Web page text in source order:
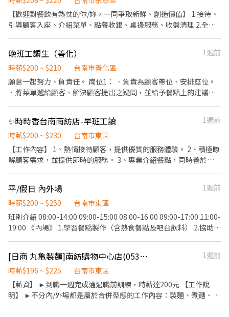
【歡迎對餐飲有熱忱的你/妳，一同爭取新鮮、創造價值】 1.接待、
引導顧客入座、介紹菜單、點餐收銀、桌邊服務、收盤清理 2.全方
晚班工讀生（善化）
1週前
時薪$200 ~ $210
台南市善化區
願意一起努力、負責任。 崗位1： ．負責為顧客帶位、安排座位。
．將菜單遞給顧客、解決顧客提出之疑問，並給予餐點上的建議。
理烹飪前與烹飪中之準備工作，幫忙擺盤出餐。 ·準備簡易食材 崗
位3: ·烹飪 不定期員工聚餐/無經驗可/非誠勿擾 *我們的工作節奏比
較快，如無法接受著請勿投履歷，謝謝您。
✨時時香台南南紡店-早班工讀
1週前
時薪$200 ~ $230
台南市東區
【工作內容】 1、熱情接待顧客，提供優質的服務體驗。 2、積極瞭
解顧客需求，並提供即時的服務。 3、專業介紹餐點，同時善於銷
精神，同時也注重每位員工的個人成長。我們相信，透過您的努
力，可以共同創造美好的用餐體驗，讓客人因為瓦城而感到開心且
舒適。 我們致力於提供紮實的教育訓練，讓每位夥伴都能深入了解
服務的重要性，並在工作中得到實踐與成長的機會。 不論您是否擁
好的自己和瓦城！
平/假日 內外場
1週前
時薪$200 ~ $250
台南市東區
班別介紹 08:00-14:00 09:00-15:00 08:00-16:00 09:00-17:00 11:00-
19:00 《內場》 1.學習餐點製作（含熟食餐點及吧台飲料） 2.協助備
桌整理 6.甜點盤、杯器清洗 7.廁所及用餐環境打掃維護 《相關福
利》 1.勞健保 2.聚餐 3.小費分紅 4.店內飲料餐點可以自己弄來吃 5.
老闆老闆娘如果出國回來會有小禮物🤣 ⭐️我們會有固定公休日，未
訂。 其實工作內容都和外面餐廳大同小異 但我們對於「食材的認
知」、「服務態度的敏銳度」、「環境的維持」有非常高的要求。
[日商 丸亀製麵]南紡購物中心店(053)-長期兼職夥伴/廚助/工讀生/彈性排班
1週前
時薪$196 ~ $225
台南市東區
【薪資】 ►到職一週完成通過職前訓練，時薪達200元 【工作說
明】 ►不分內/外場都是屬於合併型態的工作內容：製麵、煮麵、製